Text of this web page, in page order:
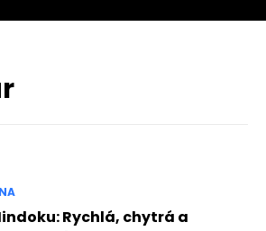
Rychlá, chytrá a